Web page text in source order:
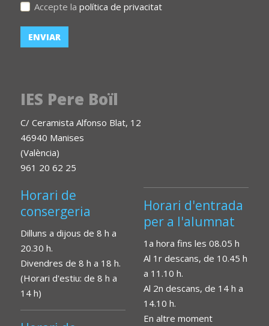
Accepte la política de privacitat
IES Pere Boïl
C/ Ceramista Alfonso Blat, 12
46940 Manises
(València)
961 20 62 25
Horari de
consergeria
Dilluns a dijous de 8 h a
20.30 h.
Divendres de 8 h a 18 h.
(Horari d'estiu: de 8 h a
14 h)
Horari d'entrada
per a l'alumnat
1a hora fins les 08.05 h
Al 1r descans, de 10.45 h
a 11.10 h.
Al 2n descans, de 14 h a
14.10 h.
En altre moment